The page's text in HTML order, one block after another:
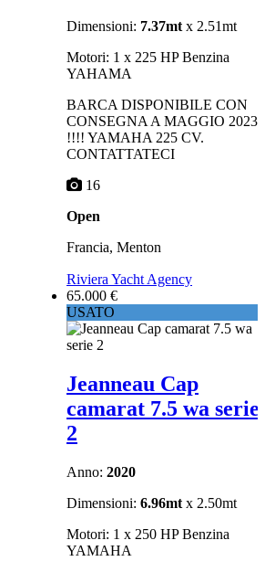
Dimensioni: 7.37mt x 2.51mt
Motori: 1 x 225 HP Benzina
YAHAMA
BARCA DISPONIBILE CON
CONSEGNA A MAGGIO 2023
!!!! YAMAHA 225 CV.
CONTATTATECI
16
Open
Francia, Menton
Riviera Yacht Agency
65.000 €
USATO
Jeanneau Cap
camarat 7.5 wa serie
2
Anno: 2020
Dimensioni: 6.96mt x 2.50mt
Motori: 1 x 250 HP Benzina
YAMAHA